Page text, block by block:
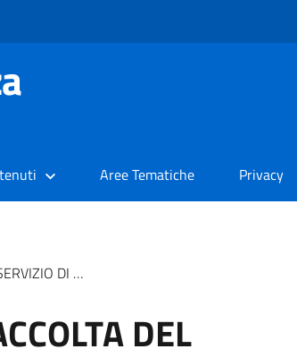
Aree Tematiche Privacy
VERDE A DOMICILIO 2026/2027
DEL